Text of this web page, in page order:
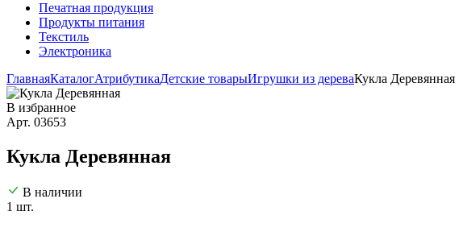
Печатная продукция
Продукты питания
Текстиль
Электроника
ГлавнаяКаталогАтрибутикаДетские товарыИгрушки из дереваКукла Деревянная
В избранное
Арт. 03653
Кукла Деревянная
В наличии
1 шт.